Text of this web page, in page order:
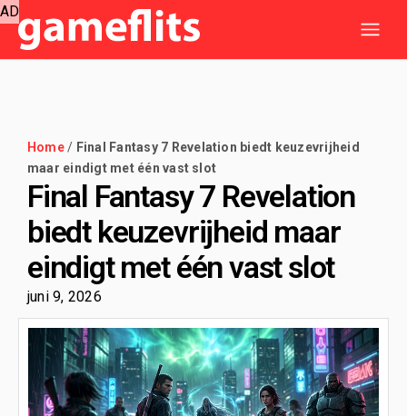
Home/ Final Fantasy 7 Revelation biedt keuzevrijheid
maar eindigt met één vast slot
Final Fantasy 7 Revelation
biedt keuzevrijheid maar
eindigt met één vast slot
juni 9, 2026
AD